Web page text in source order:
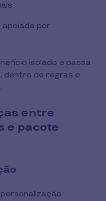
apoiada por
isolado e passa
dentro de regras e
entre
e pacote
personalização